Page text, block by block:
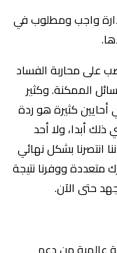
واجب ومطلوب في
على محاربة الفساد
الممكنة. وكثير
كثيرة هو ردة
أبدا، ولا أحد
انتصرنا بشكل نهائي
متعددة ووفرنا نتيجة
حتى الآن.